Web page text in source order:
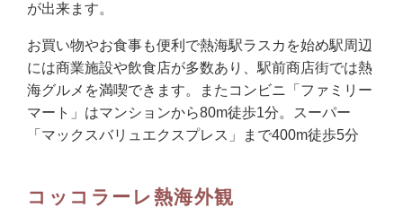
が出来ます。
お買い物やお食事も便利で熱海駅ラスカを始め駅周辺
には商業施設や飲食店が多数あり、駅前商店街では熱
海グルメを満喫できます。またコンビニ「ファミリー
マート」はマンションから80m徒歩1分。スーパー
「マックスバリュエクスプレス」まで400m徒歩5分
コッコラーレ熱海外観